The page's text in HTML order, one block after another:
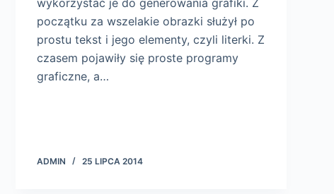
wykorzystać je do generowania grafiki. Z
początku za wszelakie obrazki służył po
prostu tekst i jego elementy, czyli literki. Z
czasem pojawiły się proste programy
graficzne, a…
ADMIN 25 LIPCA 2014